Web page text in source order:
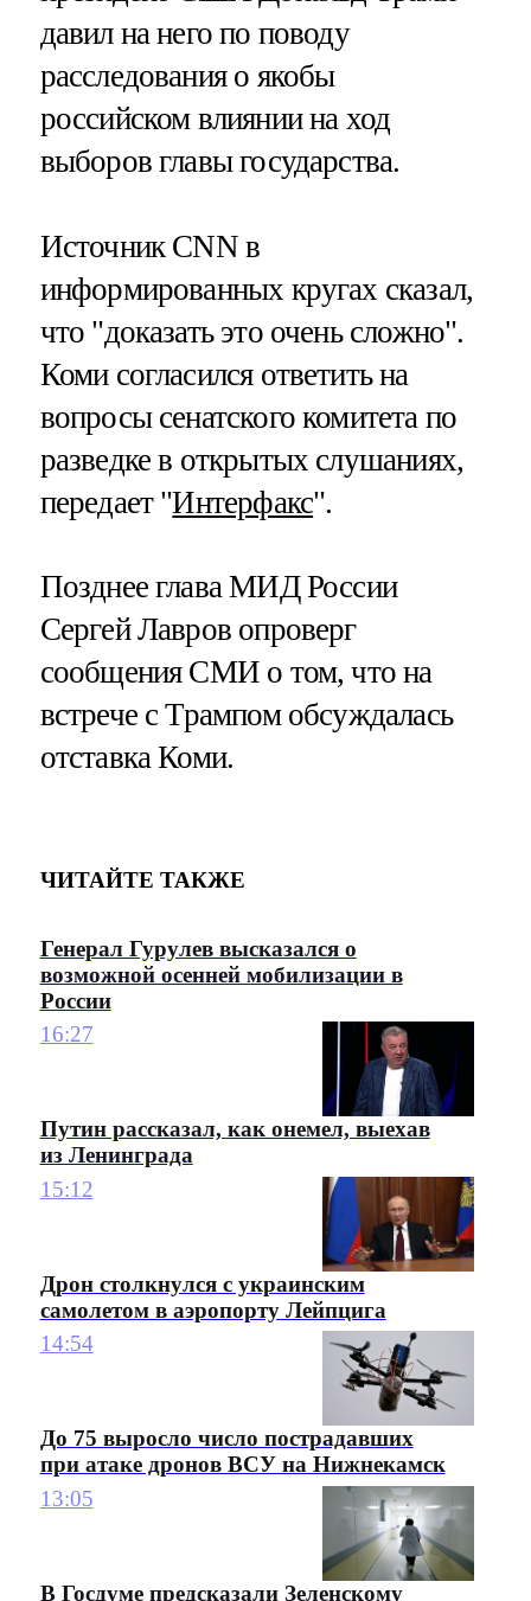
давил на него по поводу
расследования о якобы
российском влиянии на ход
выборов главы государства.
Источник CNN в
информированных кругах сказал,
что "доказать это очень сложно".
Коми согласился ответить на
вопросы сенатского комитета по
разведке в открытых слушаниях,
передает "Интерфакс".
Позднее глава МИД России
Сергей Лавров опроверг
сообщения СМИ о том, что на
встрече с Трампом обсуждалась
отставка Коми.
ЧИТАЙТЕ ТАКЖЕ
Генерал Гурулев высказался о
возможной осенней мобилизации в
России
16:27
Путин рассказал, как онемел, выехав
из Ленинграда
15:12
Дрон столкнулся с украинским
самолетом в аэропорту Лейпцига
14:54
До 75 выросло число пострадавших
при атаке дронов ВСУ на Нижнекамск
13:05
В Госдуме предсказали Зеленскому